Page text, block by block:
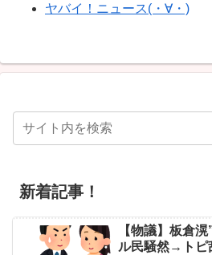
ヤバイ！ニュース(・∀・)
新着記事！
【物議】板倉
ル民騒然→トピ